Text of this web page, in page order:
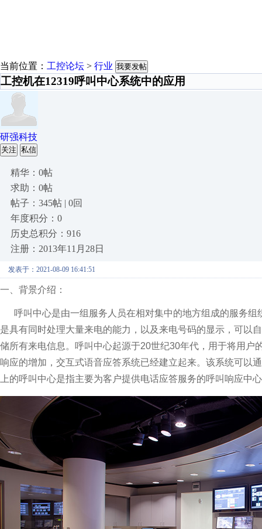
当前位置： 工控论坛 > 行业 我要发帖
工控机在12319呼叫中心系统中的应用
研强科技
关注 私信
精华：0帖
求助：0帖
帖子：345帖 | 0回
年度积分：0
历史总积分：916
注册：2013年11月28日
发表于：2021-08-09 16:41:51
一、背景介绍：
呼叫中心是由一组服务人员在相对集中的地方组成的服务组
是具有同时处理大量来电的能力，以及来电号码的显示，可以
储所有来电信息。呼叫中心起源于20世纪30年代，用于将用
响应的增加，交互式语音应答系统已经建立起来。该系统可以
上的呼叫中心是指主要为客户提供电话应答服务的呼叫响应中